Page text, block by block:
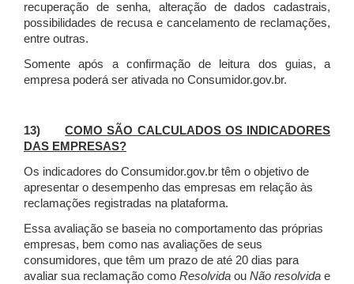
recuperação de senha, alteração de dados cadastrais,
possibilidades de recusa e cancelamento de reclamações,
entre outras.
Somente após a confirmação de leitura dos guias, a
empresa poderá ser ativada no Consumidor.gov.br.
13)COMO SÃO CALCULADOS OS INDICADORES
DAS EMPRESAS?
Os indicadores do Consumidor.gov.br têm o objetivo de
apresentar o desempenho das empresas em relação às
reclamações registradas na plataforma.
Essa avaliação se baseia no comportamento das próprias
empresas, bem como nas avaliações de seus
consumidores, que têm um prazo de até 20 dias para
avaliar sua reclamação como Resolvida ou Não resolvida e